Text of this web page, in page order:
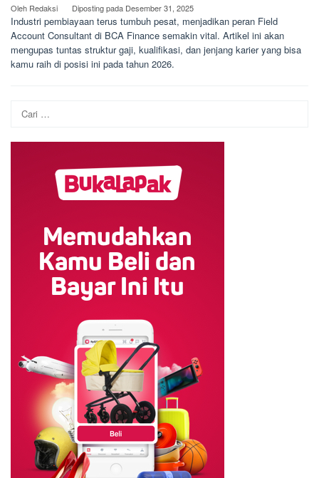
Oleh Redaksi Diposting pada Desember 31, 2025
Industri pembiayaan terus tumbuh pesat, menjadikan peran Field
Account Consultant di BCA Finance semakin vital. Artikel ini akan
mengupas tuntas struktur gaji, kualifikasi, dan jenjang karier yang bisa
kamu raih di posisi ini pada tahun 2026.
Cari
untuk: